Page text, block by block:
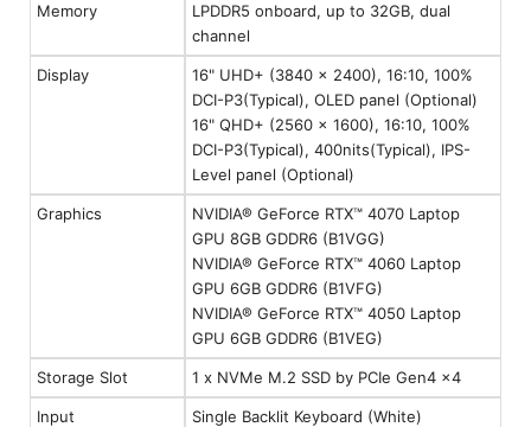
Memory
LPDDR5 onboard, up to 32GB, dual
channel
Display
16" UHD+ (3840 x 2400), 16:10, 100%
DCI-P3(Typical), OLED panel (Optional)
16" QHD+ (2560 x 1600), 16:10, 100%
DCI-P3(Typical), 400nits(Typical), IPS-
Level panel (Optional)
Graphics
NVIDIA® GeForce RTX™ 4070 Laptop
GPU 8GB GDDR6 (B1VGG)
NVIDIA® GeForce RTX™ 4060 Laptop
GPU 6GB GDDR6 (B1VFG)
NVIDIA® GeForce RTX™ 4050 Laptop
GPU 6GB GDDR6 (B1VEG)
Storage Slot 1 x NVMe M.2 SSD by PCIe Gen4 x4
Input Single Backlit Keyboard (White)